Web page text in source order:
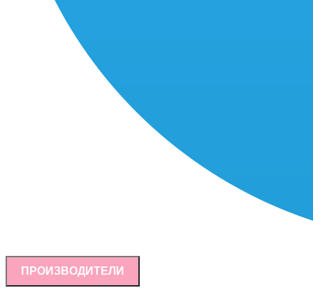
ПРОИЗВОДИТЕЛИ